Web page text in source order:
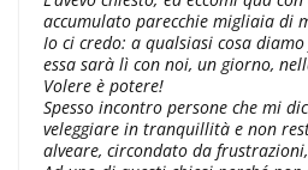
accumulato parecchie migliaia di
Io ci credo: a qualsiasi cosa
essa sarà lì con noi, un giorno,
Volere è potere!
Spesso incontro persone che mi
veleggiare in tranquillità e non
alveare, circondato da